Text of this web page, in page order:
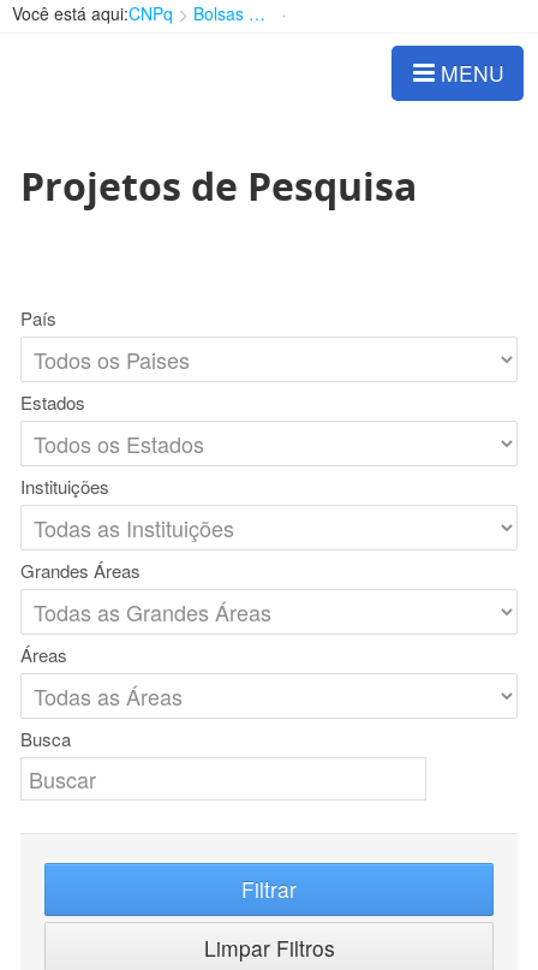
Você está aqui:CNPq Bolsas e Auxílios Vigentes
MENU
Projetos de Pesquisa
País
Estados
Instituições
Grandes Áreas
Áreas
Busca
Filtrar
Limpar Filtros